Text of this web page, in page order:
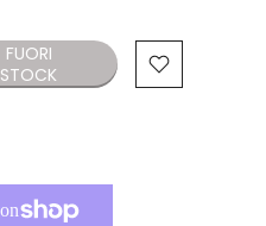
FUORI
STOCK